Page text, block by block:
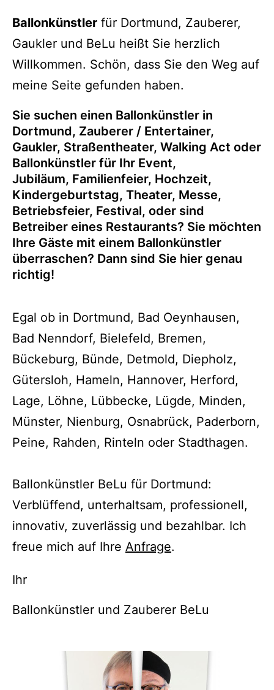
Ballonkünstler für Dortmund, Zauberer,
Gaukler und BeLu heißt Sie herzlich
Willkommen. Schön, dass Sie den Weg auf
meine Seite gefunden haben.
Sie suchen einen Ballonkünstler in
Dortmund, Zauberer / Entertainer,
Gaukler, Straßentheater, Walking Act oder
Ballonkünstler für Ihr Event,
Jubiläum, Familienfeier, Hochzeit,
Kindergeburtstag, Theater, Messe,
Betriebsfeier, Festival, oder sind
Betreiber eines Restaurants? Sie möchten
Ihre Gäste mit einem Ballonkünstler
überraschen? Dann sind Sie hier genau
richtig!
Egal ob in Dortmund, Bad Oeynhausen,
Bad Nenndorf, Bielefeld, Bremen,
Bückeburg, Bünde, Detmold, Diepholz,
Gütersloh, Hameln, Hannover, Herford,
Lage, Löhne, Lübbecke, Lügde, Minden,
Münster, Nienburg, Osnabrück, Paderborn,
Peine, Rahden, Rinteln oder Stadthagen.
Ballonkünstler BeLu für Dortmund:
Verblüffend, unterhaltsam, professionell,
innovativ, zuverlässig und bezahlbar. Ich
freue mich auf Ihre Anfrage.
Ihr
Ballonkünstler und Zauberer BeLu